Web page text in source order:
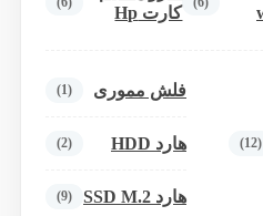
کارت Hp
(12)
فلش مموری (1)
هارد HDD (2)
هارد SSD M.2 (9)